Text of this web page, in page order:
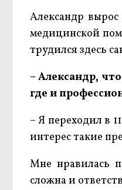
Александр
медицинской
трудился здесь
– Александр,
где и
– Я переходил в
интерес такие
Мне нравилась
сложна и